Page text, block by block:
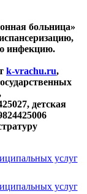
больница»
инфекцию.
k-vrachu.ru,
детская